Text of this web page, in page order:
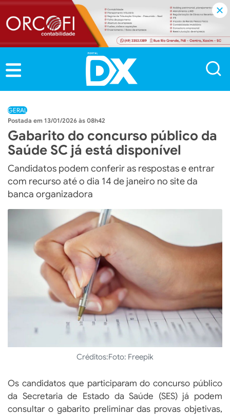
GERAL
13/01/2026 às 08h42
Gabarito do concurso público da
Saúde SC já está disponível
Candidatos podem conferir as respostas e entrar
com recurso até o dia 14 de janeiro no site da
banca organizadora
Créditos:Foto: Freepik
Os candidatos que participaram do concurso público
da Secretaria de Estado da Saúde (SES) já podem
consultar o gabarito preliminar das provas objetivas,